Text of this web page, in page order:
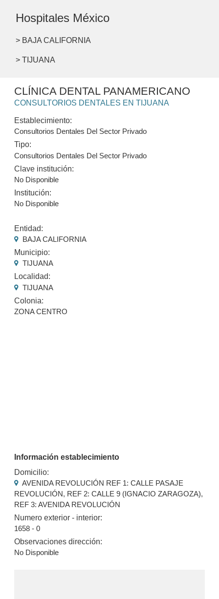
Hospitales México
> BAJA CALIFORNIA
> TIJUANA
CLÍNICA DENTAL PANAMERICANO
CONSULTORIOS DENTALES EN TIJUANA
Establecimiento:
Consultorios Dentales Del Sector Privado
Tipo:
Consultorios Dentales Del Sector Privado
Clave institución:
No Disponible
Institución:
No Disponible
Entidad:
BAJA CALIFORNIA
Municipio:
TIJUANA
Localidad:
TIJUANA
Colonia:
ZONA CENTRO
Información establecimiento
Domicilio:
AVENIDA REVOLUCIÓN REF 1: CALLE PASAJE
REVOLUCIÓN, REF 2: CALLE 9 (IGNACIO ZARAGOZA),
REF 3: AVENIDA REVOLUCIÓN
Numero exterior - interior:
1658 - 0
Observaciones dirección:
No Disponible